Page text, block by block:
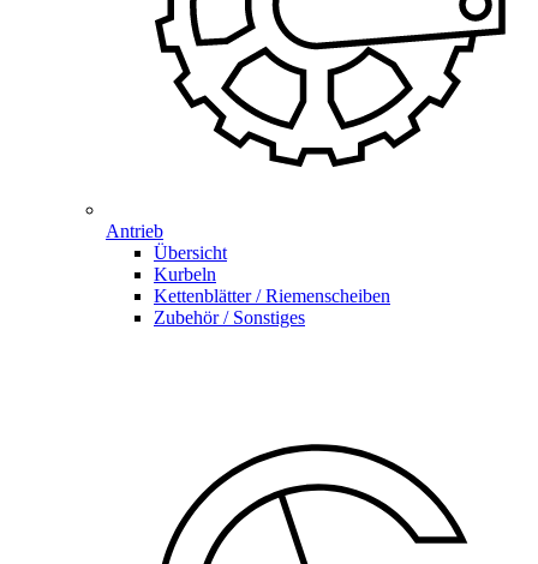
Antrieb
Übersicht
Kurbeln
Kettenblätter / Riemenscheiben
Zubehör / Sonstiges